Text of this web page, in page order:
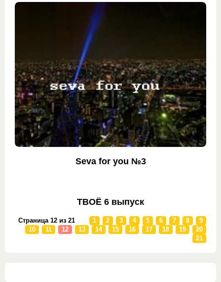
Seva for you №3
ТВОЁ 6 выпуск
Страница 12 из 21 1 2 3 4 5 6 7 8
9
10
11 12 13 14 15 16 17 18 19
20
21